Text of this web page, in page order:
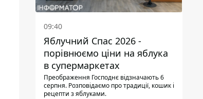
09:40
Яблучний Спас 2026 -
порівнюємо ціни на яблука
в супермаркетах
Преображення Господнє відзначають 6
серпня. Розповідаємо про традиції, кошик і
рецепти з яблуками.